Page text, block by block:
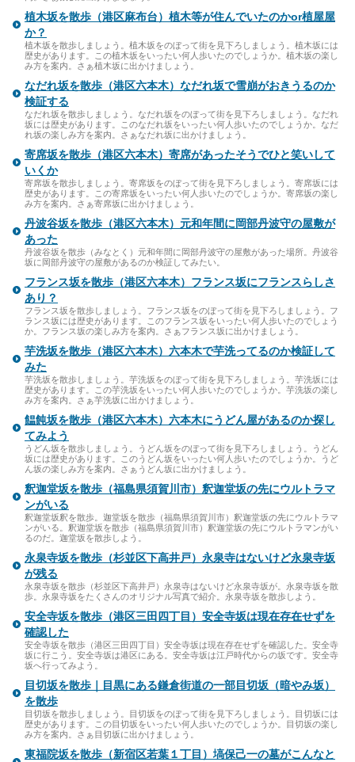
植木坂を散歩（港区麻布台）植木等が住んでいたのかor植屋屋
か？
植木坂を散歩しましょう。植木坂をのぼって街を見下ろしましょう。植木坂には
歴史があります。この植木坂をいったい何人歩いたのでしょうか。植木坂の楽し
み方を案内。さぁ植木坂に出かけましょう。
なだれ坂を散歩（港区六本木）なだれ坂で雪崩がおきうるのか
検証する
なだれ坂を散歩しましょう。なだれ坂をのぼって街を見下ろしましょう。なだれ
坂には歴史があります。このなだれ坂をいったい何人歩いたのでしょうか。なだ
れ坂の楽しみ方を案内。さぁなだれ坂に出かけましょう。
寄席坂を散歩（港区六本木）寄席があったそうでひと笑いして
いくか
寄席坂を散歩しましょう。寄席坂をのぼって街を見下ろしましょう。寄席坂には
歴史があります。この寄席坂をいったい何人歩いたのでしょうか。寄席坂の楽し
み方を案内。さぁ寄席坂に出かけましょう。
丹波谷坂を散歩（港区六本木）元和年間に岡部丹波守の屋敷が
あった
丹波谷坂を散歩（みなとく）元和年間に岡部丹波守の屋敷があった場所。丹波谷
坂に岡部丹波守の屋敷があるのか検証してみたい。
フランス坂を散歩（港区六本木）フランス坂にフランスらしさ
あり？
フランス坂を散歩しましょう。フランス坂をのぼって街を見下ろしましょう。フ
ランス坂には歴史があります。このフランス坂をいったい何人歩いたのでしょう
か。フランス坂の楽しみ方を案内。さぁフランス坂に出かけましょう。
芋洗坂を散歩（港区六本木）六本木で芋洗ってるのか検証して
みた
芋洗坂を散歩しましょう。芋洗坂をのぼって街を見下ろしましょう。芋洗坂には
歴史があります。この芋洗坂をいったい何人歩いたのでしょうか。芋洗坂の楽し
み方を案内。さぁ芋洗坂に出かけましょう。
饂飩坂を散歩（港区六本木）六本木にうどん屋があるのか探し
てみよう
うどん坂を散歩しましょう。うどん坂をのぼって街を見下ろしましょう。うどん
坂には歴史があります。このうどん坂をいったい何人歩いたのでしょうか。うど
ん坂の楽しみ方を案内。さぁうどん坂に出かけましょう。
釈迦堂坂を散歩（福島県須賀川市）釈迦堂坂の先にウルトラマ
ンがいる
釈迦堂坂釈を散歩。迦堂坂を散歩（福島県須賀川市）釈迦堂坂の先にウルトラマ
ンがいる。釈迦堂坂を散歩（福島県須賀川市）釈迦堂坂の先にウルトラマンがい
るのだ。迦堂坂を散歩しよう。
永泉寺坂を散歩（杉並区下高井戸）永泉寺はないけど永泉寺坂
が残る
永泉寺坂を散歩（杉並区下高井戸）永泉寺はないけど永泉寺坂が。永泉寺坂を散
歩。永泉寺坂をたくさんのオリジナル写真で紹介。永泉寺坂を散歩しよう。
安全寺坂を散歩（港区三田四丁目）安全寺坂は現在存在せずを
確認した
安全寺坂を散歩（港区三田四丁目）安全寺坂は現在存在せずを確認した。安全寺
坂に行こう。安全寺坂は港区にある。安全寺坂は江戸時代からの坂です。安全寺
坂へ行ってみよう。
目切坂を散歩｜目黒にある鎌倉街道の一部目切坂（暗やみ坂）
を散歩
目切坂を散歩しましょう。目切坂をのぼって街を見下ろしましょう。目切坂には
歴史があります。この目切坂をいったい何人歩いたのでしょうか。目切坂の楽し
み方を案内。さぁ目切坂に出かけましょう。
東福院坂を散歩（新宿区若葉１丁目）塙保己一の墓がこんなと